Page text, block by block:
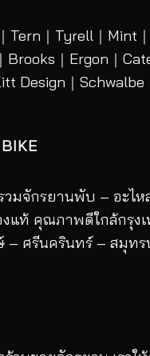
｜ Tern ｜ Tyrell ｜ Mint ｜
｜ Brooks ｜ Ergon ｜
Design｜ Schwalbe
วมจักรยานพับ – อะไ
แท้ คุณภาพดีใกล้กรุง
– ศรีนครินทร์ – สมุทร